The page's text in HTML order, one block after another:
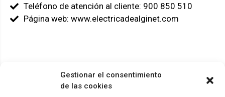
Gestionar el consentimiento
de las cookies
Teléfono de atención al cliente: 900 850 510
Página web: www.electricadealginet.com
© ADICAE - 2022